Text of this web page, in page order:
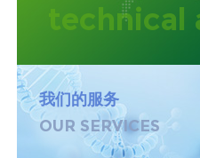
轨道交通
固废处理
technical
我们的服务
OUR SERVICES